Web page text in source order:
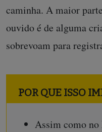
caminha. A maior
ouvido é de alguma
sobrevoam para
POR QUE ISSO
Assim como